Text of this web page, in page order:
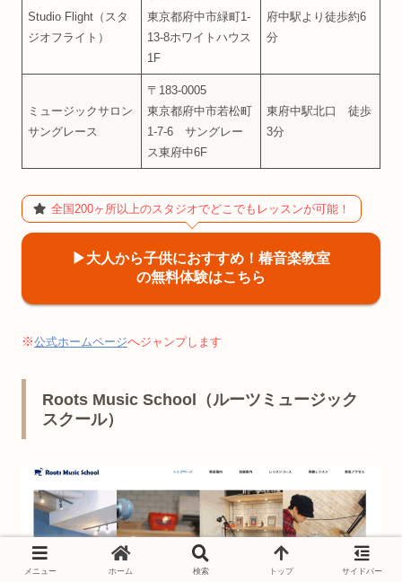
Studio Flight（スタ
ジオフライト）
東京都府中市緑町1-
13-8ホワイトハウス
1F
府中駅より徒歩約6
分
ミュージックサロン
サングレース
〒183-0005
東京都府中市若松町
1-7-6 サングレー
ス東府中6F
東府中駅北口 徒歩
3分
全国200ヶ所以上のスタジオでどこでもレッスンが可能！
▶︎大人から子供におすすめ！椿音楽教室
の無料体験はこちら
※公式ホームページへジャンプします
Roots Music School（ルーツミュージック
スクール）
メニュー ホーム 検索 トップ サイドバー